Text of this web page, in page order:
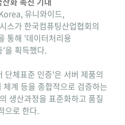
유니와이드,
스가 한국컴퓨팅산업협회의
통해 '데이터처리용
'을 획득했다.
단체표준 인증'은 서버 제품의
계 등을 종합적으로 검증하는
생산과정을 표준화하고 품질
으로 한다.